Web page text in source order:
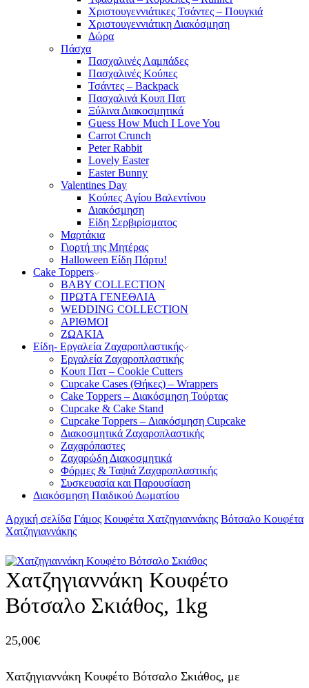
Χριστουγεννιάτικες Τσάντες – Πουγκιά
Χριστουγεννιάτικη Διακόσμηση
Δώρα
Πάσχα
Πασχαλινές Λαμπάδες
Πασχαλινές Κούπες
Τσάντες – Backpack
Πασχαλινά Κουπ Πατ
Ξύλινα Διακοσμητικά
Guess How Much I Love You
Carrot Crunch
Peter Rabbit
Lovely Easter
Easter Bunny
Valentines Day
Κούπες Aγίου Βαλεντίνου
Διακόσμηση
Είδη Σερβιρίσματος
Μαρτάκια
Γιορτή της Μητέρας
Halloween Είδη Πάρτυ!
Cake Toppers
BABY COLLECTION
ΠΡΩΤΑ ΓΕΝΕΘΛΙΑ
WEDDING COLLECTION
ΑΡΙΘΜΟΙ
ΖΩΑΚΙΑ
Είδη- Εργαλεία Ζαχαροπλαστικής
Εργαλεία Ζαχαροπλαστικής
Κουπ Πατ – Cookie Cutters
Cupcake Cases (Θήκες) – Wrappers
Cake Toppers – Διακόσμηση Τούρτας
Cupcake & Cake Stand
Cupcake Toppers – Διακόσμηση Cupcake
Διακοσμητικά Ζαχαροπλαστικής
Ζαχαρόπαστες
Ζαχαρώδη Διακοσμητικά
Φόρμες & Ταψιά Ζαχαροπλαστικής
Συσκευασία και Παρουσίαση
Διακόσμηση Παιδικού Δωματίου
Αρχική σελίδα Γάμος Κουφέτα Χατζηγιαννάκης Βότσαλο Κουφέτα
Χατζηγιαννάκης
Χατζηγιαννάκη Κουφέτο
Βότσαλο Σκιάθος, 1kg
25,00€
Χατζηγιαννάκη Κουφέτο Βότσαλο Σκιάθος, με